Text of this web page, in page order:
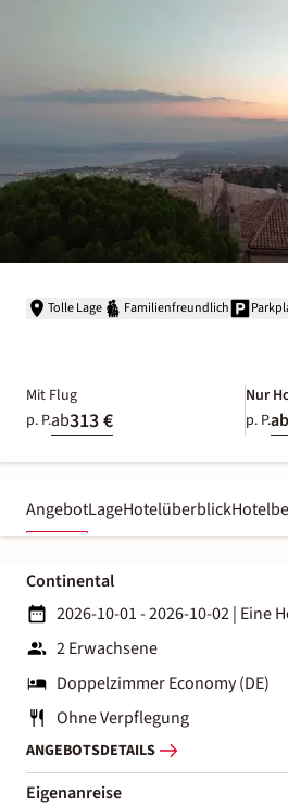
Tolle Lage Familienfreundlich
Mit Flug
p. P.ab313 €
Nur
p. P.
AngebotLageHotelüberblick
Continental
2026-10-01 - 2026-10-02| Eine
2 Erwachsene
Doppelzimmer Economy (DE)
Ohne Verpflegung
ANGEBOTSDETAILS
Eigenanreise